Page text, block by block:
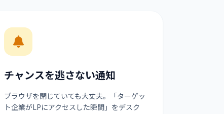
チャンスを逃さない通知
ブラウザを閉じていても大丈夫。「ターゲッ
ト企業がLPにアクセスした瞬間」をデスク